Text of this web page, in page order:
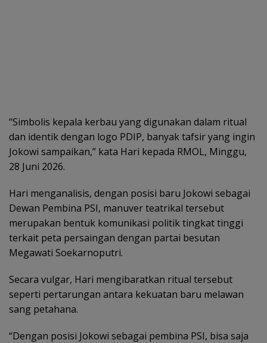
“Simbolis kepala kerbau yang digunakan dalam ritual
dan identik dengan logo PDIP, banyak tafsir yang ingin
Jokowi sampaikan,” kata Hari kepada RMOL, Minggu,
28 Juni 2026.
Hari menganalisis, dengan posisi baru Jokowi sebagai
Dewan Pembina PSI, manuver teatrikal tersebut
merupakan bentuk komunikasi politik tingkat tinggi
terkait peta persaingan dengan partai besutan
Megawati Soekarnoputri.
Secara vulgar, Hari mengibaratkan ritual tersebut
seperti pertarungan antara kekuatan baru melawan
sang petahana.
“Dengan posisi Jokowi sebagai pembina PSI, bisa saja